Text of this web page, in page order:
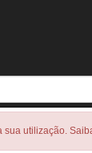
utilização.